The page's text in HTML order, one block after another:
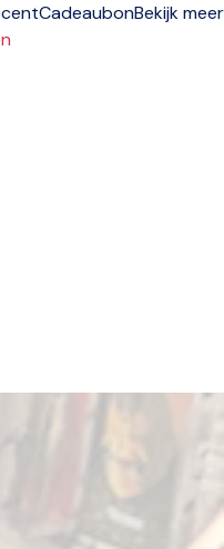
CadeaubonBekijk meer